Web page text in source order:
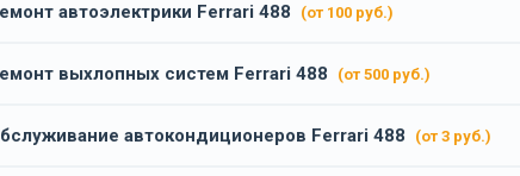
автоэлектрики Ferrari 488 (от 100 руб.)
выхлопных систем Ferrari 488 (от 500 руб.)
автокондиционеров Ferrari 488 (от 3 руб.)